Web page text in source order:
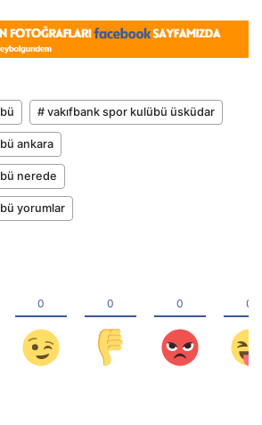
# vakıfbank spor kulübü üsküdar
ankara
nerede
yorumlar